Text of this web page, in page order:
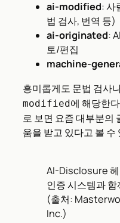
ai-modified: 사
법 검사, 번역 등)
ai-originated:
토/편집
machine-
흥미롭게도 문법 검사
modified에 해당한
로 보면 요즘 대부분의
움을 받고 있다고 볼 수
AI-Disclosure 헤
인증 시스템과
(출처:
Inc.)